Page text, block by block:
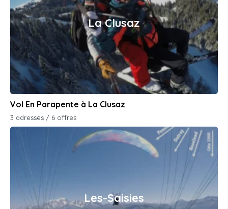
La Clusaz
Vol En Parapente à La Clusaz
3 adresses / 6 offres
Les-Saisies